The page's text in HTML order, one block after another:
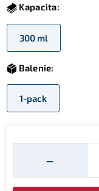
Kapacita:
300 ml
Balenie:
1-pack
−